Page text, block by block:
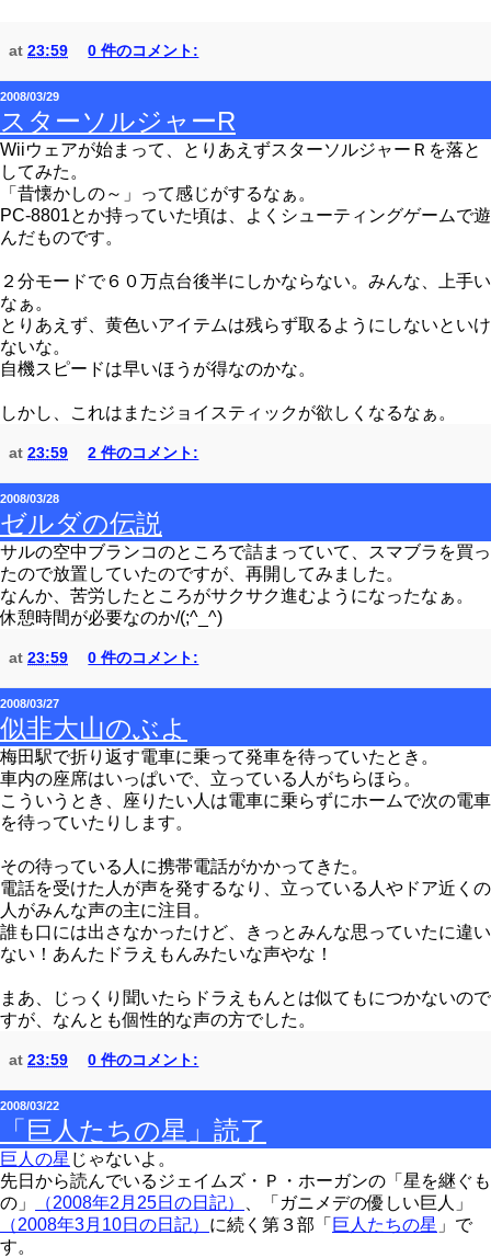
at 23:59 0 件のコメント:
2008/03/29
スターソルジャーR
Wiiウェアが始まって、とりあえずスターソルジャーＲを落と
してみた。
「昔懐かしの～」って感じがするなぁ。
PC-8801とか持っていた頃は、よくシューティングゲームで遊
んだものです。
２分モードで６０万点台後半にしかならない。みんな、上手い
なぁ。
とりあえず、黄色いアイテムは残らず取るようにしないといけ
ないな。
自機スピードは早いほうが得なのかな。
しかし、これはまたジョイスティックが欲しくなるなぁ。
at 23:59 2 件のコメント:
2008/03/28
ゼルダの伝説
サルの空中ブランコのところで詰まっていて、スマブラを買っ
たので放置していたのですが、再開してみました。
なんか、苦労したところがサクサク進むようになったなぁ。
休憩時間が必要なのか/(;^_^)
at 23:59 0 件のコメント:
2008/03/27
似非大山のぶよ
梅田駅で折り返す電車に乗って発車を待っていたとき。
車内の座席はいっぱいで、立っている人がちらほら。
こういうとき、座りたい人は電車に乗らずにホームで次の電車
を待っていたりします。
その待っている人に携帯電話がかかってきた。
電話を受けた人が声を発するなり、立っている人やドア近くの
人がみんな声の主に注目。
誰も口には出さなかったけど、きっとみんな思っていたに違い
ない！あんたドラえもんみたいな声やな！
まあ、じっくり聞いたらドラえもんとは似てもにつかないので
すが、なんとも個性的な声の方でした。
at 23:59 0 件のコメント:
2008/03/22
「巨人たちの星」読了
巨人の星 じゃないよ。
先日から読んでいるジェイムズ・Ｐ・ホーガンの「星を継ぐも
の」
（2008年2月25日の日記）
、「ガニメデの優しい巨人」
（2008年3月10日の日記） に続く第３部「 巨人たちの星 」で
す。